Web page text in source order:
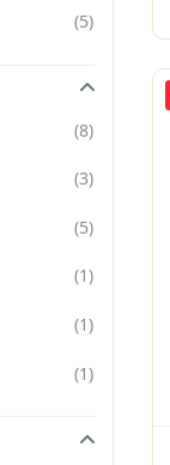
(5)
(8)
(3)
(5)
(1)
(1)
(1)